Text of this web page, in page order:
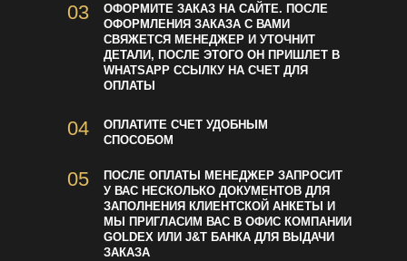
ОФОРМИТЕ ЗАКАЗ НА САЙТЕ. ПОСЛЕ
ОФОРМЛЕНИЯ ЗАКАЗА С ВАМИ
СВЯЖЕТСЯ МЕНЕДЖЕР И УТОЧНИТ
ДЕТАЛИ, ПОСЛЕ ЭТОГО ОН ПРИШЛЕТ В
WHATSAPP ССЫЛКУ НА СЧЕТ ДЛЯ
ОПЛАТЫ
ОПЛАТИТЕ СЧЕТ УДОБНЫМ
СПОСОБОМ
03
04
ПОСЛЕ ОПЛАТЫ МЕНЕДЖЕР ЗАПРОСИТ
У ВАС НЕСКОЛЬКО ДОКУМЕНТОВ ДЛЯ
ЗАПОЛНЕНИЯ КЛИЕНТСКОЙ АНКЕТЫ И
МЫ ПРИГЛАСИМ ВАС В ОФИС КОМПАНИИ
GOLDEX ИЛИ J&T БАНКА ДЛЯ ВЫДАЧИ
ЗАКАЗА
05
АДРЕСА
ЗОЛОТОМАТОВ